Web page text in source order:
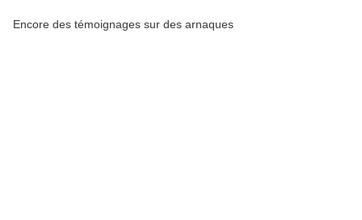
Encore des témoignages sur des arnaques